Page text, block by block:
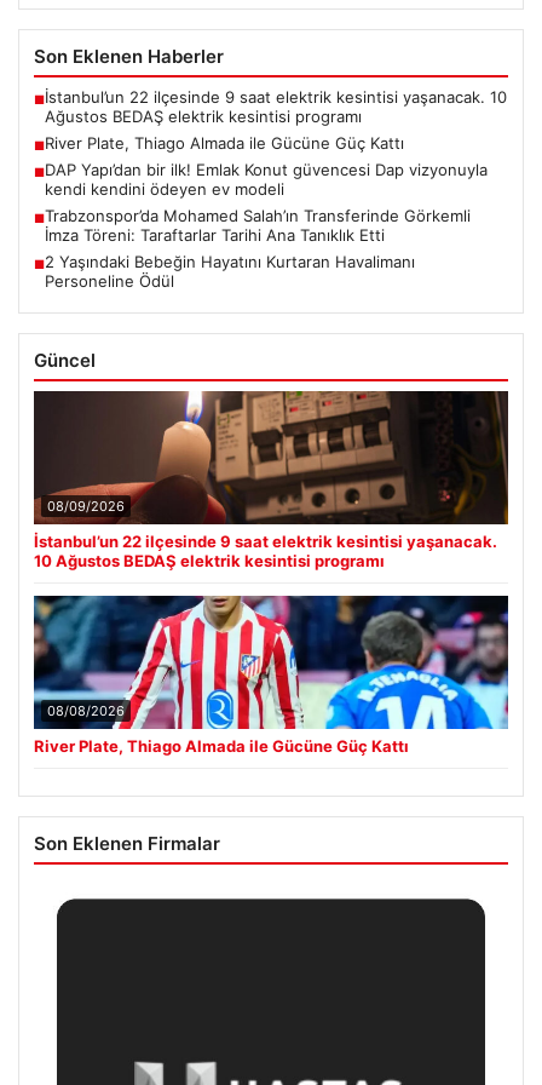
Son Eklenen Haberler
■İstanbul’un 22 ilçesinde 9 saat elektrik kesintisi yaşanacak. 10
Ağustos BEDAŞ elektrik kesintisi programı
■River Plate, Thiago Almada ile Gücüne Güç Kattı
■DAP Yapı’dan bir ilk! Emlak Konut güvencesi Dap vizyonuyla
kendi kendini ödeyen ev modeli
■Trabzonspor’da Mohamed Salah’ın Transferinde Görkemli
İmza Töreni: Taraftarlar Tarihi Ana Tanıklık Etti
■2 Yaşındaki Bebeğin Hayatını Kurtaran Havalimanı
Personeline Ödül
Güncel
08/09/2026
İstanbul’un 22 ilçesinde 9 saat elektrik kesintisi yaşanacak.
10 Ağustos BEDAŞ elektrik kesintisi programı
08/08/2026
River Plate, Thiago Almada ile Gücüne Güç Kattı
Son Eklenen Firmalar